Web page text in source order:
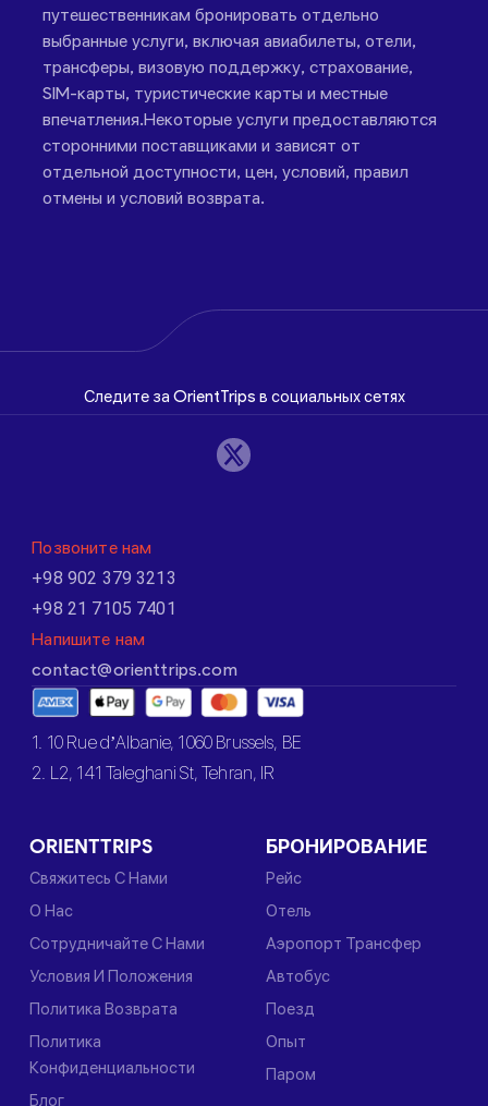
путешественникам бронировать отдельно
выбранные услуги, включая авиабилеты, отели,
трансферы, визовую поддержку, страхование,
SIM-карты, туристические карты и местные
впечатления.Некоторые услуги предоставляются
сторонними поставщиками и зависят от
отдельной доступности, цен, условий, правил
отмены и условий возврата.
Следите за OrientTrips в социальных сетях
Позвоните нам
+98 902 379 3213
+98 21 7105 7401
Напишите нам
contact@orienttrips.com
1. 10 Rue d’Albanie, 1060 Brussels, BE
2. L2, 141 Taleghani St, Tehran, IR
ORIENTTRIPS
Свяжитесь С Нами
О Нас
Сотрудничайте С Нами
Условия И Положения
Политика Возврата
Политика
Конфиденциальности
Блог
БРОНИРОВАНИЕ
Рейс
Отель
Аэропорт Трансфер
Автобус
Поезд
Опыт
Паром